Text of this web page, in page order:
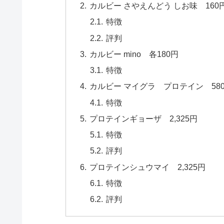
カルビー さやえんどう しお味 160
特徴
評判
カルビー mino 各180円
特徴
カルビー マイグラ プロテイン
特徴
プロテインギョーザ 2,325円
特徴
評判
プロテインシュウマイ 2,325円
特徴
評判